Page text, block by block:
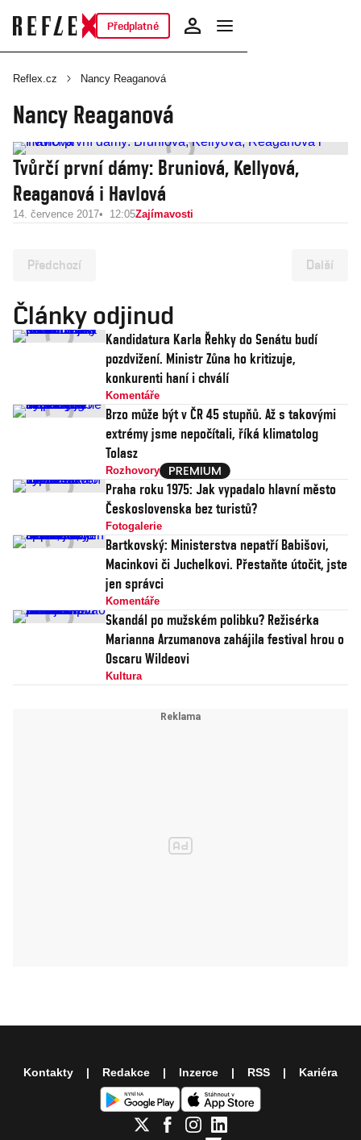
Předplatné
Reflex.cz Nancy Reaganová
Nancy Reaganová
Tvůrčí první dámy: Bruniová, Kellyová,
Reaganová i Havlová
14. července 2017 12:05Zajímavosti
Předchozí Další
Články odjinud
Kandidatura Karla Řehky do Senátu budí
pozdvižení. Ministr Zůna ho kritizuje,
konkurenti haní i chválí
Komentáře
Brzo může být v ČR 45 stupňů. Až s takovými
extrémy jsme nepočítali, říká klimatolog
Tolasz
Rozhovory
Praha roku 1975: Jak vypadalo hlavní město
Československa bez turistů?
Fotogalerie
Bartkovský: Ministerstva nepatří Babišovi,
Macinkovi či Juchelkovi. Přestaňte útočit, jste
jen správci
Komentáře
Skandál po mužském polibku? Režisérka
Marianna Arzumanova zahájila festival hrou o
Oscaru Wildeovi
Kultura
Kontakty Redakce Inzerce RSS Kariéra